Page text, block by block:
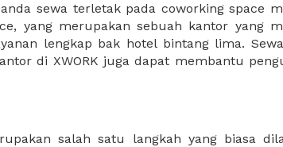
sewa terletak pada coworking space
yang merupakan sebuah kantor yang
lengkap bak hotel bintang lima.
di XWORK juga dapat membantu
semuanya akan dibuat lebih mudah
Anda, dan juga sewa kantor murah
salah satu langkah yang biasa
konsentrasi para kandidat. untuk